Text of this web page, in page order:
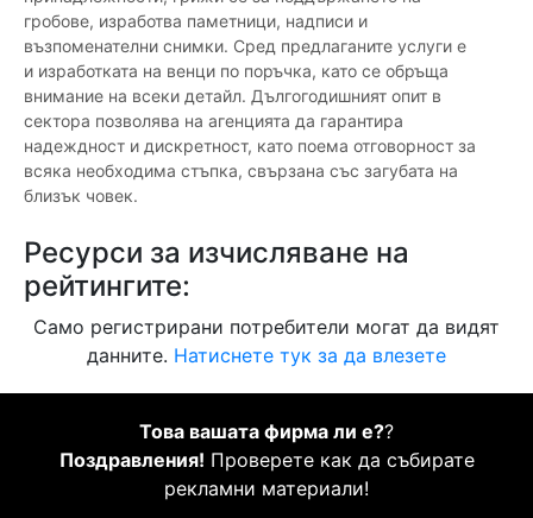
гробове, изработва паметници, надписи и
възпоменателни снимки. Сред предлаганите услуги е
и изработката на венци по поръчка, като се обръща
внимание на всеки детайл. Дългогодишният опит в
сектора позволява на агенцията да гарантира
надеждност и дискретност, като поема отговорност за
всяка необходима стъпка, свързана със загубата на
близък човек.
Ресурси за изчисляване на
рейтингите:
Само регистрирани потребители могат да видят
данните. Натиснете тук за да влезете
Това вашата фирма ли е??
Поздравления! Проверете как да събирате
рекламни материали!